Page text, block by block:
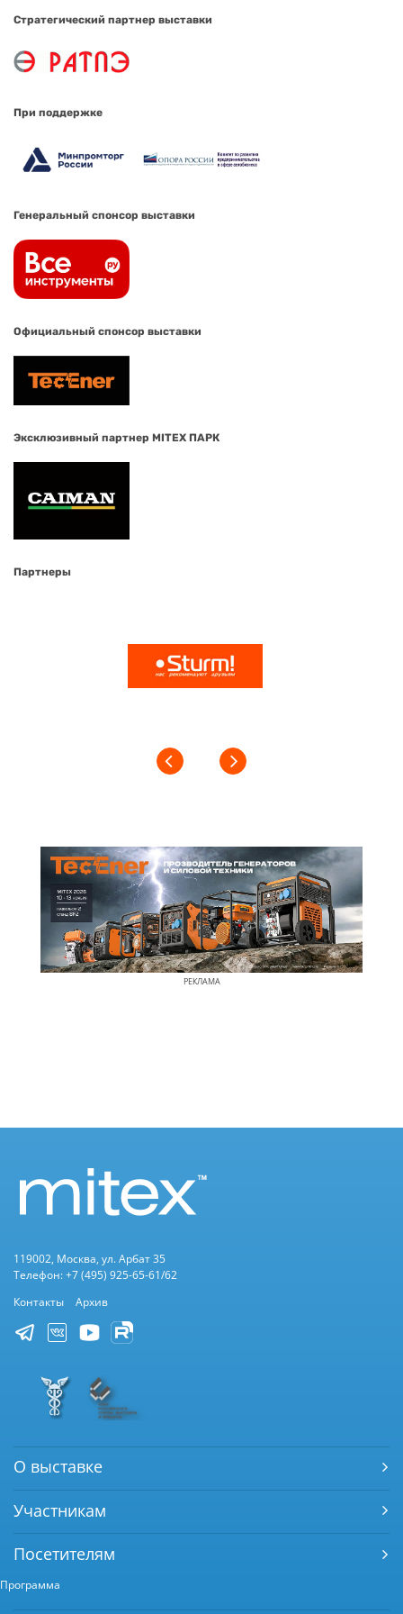
Стратегический партнер выставки
При поддержке
Генеральный спонсор выставки
Официальный спонсор выставки
Эксклюзивный партнер MITEX ПАРК
Партнеры
РЕКЛАМА
119002, Москва, ул. Арбат 35
Телефон: +7 (495) 925-65-61/62
Контакты
Архив
О выставке
Участникам
Посетителям
Программа